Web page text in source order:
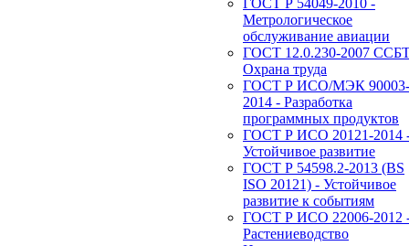
ГОСТ Р 54049-2010 -
Метрологическое
обслуживание авиации
ГОСТ 12.0.230-2007
Охрана труда
ГОСТ Р ИСО/МЭК 90003-
2014 - Разработка
программных продуктов
ГОСТ Р ИСО 20121-2014
Устойчивое развитие
ГОСТ Р 54598.2-2013 (BS
ISO 20121) - Устойчивое
развитие к событиям
ГОСТ Р ИСО 22006-2012
Растениеводство